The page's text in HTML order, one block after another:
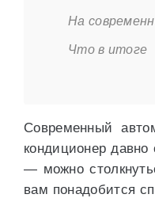
На
Что в итоге
Современный
кондиционер
— можно
вам понадобится